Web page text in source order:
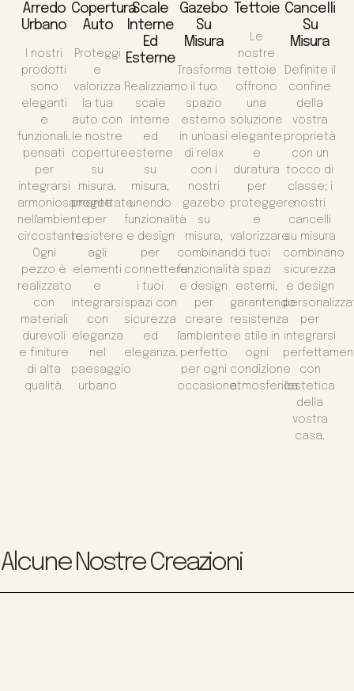
Arredo
Urbano
I nostri
prodotti
sono
eleganti
e
funzionali,
pensati
per
integrarsi
armoniosamente
nell'ambiente
circostante.
Ogni
pezzo è
realizzato
con
materiali
durevoli
e finiture
di alta
qualità.
Copertura
Auto
Proteggi
e
valorizza
la tua
auto con
le nostre
coperture
su
misura,
progettate
per
resistere
agli
elementi
e
integrarsi
con
eleganza
nel
paesaggio
urbano
Scale
Interne
Ed
Esterne
Realizziamo
scale
interne
ed
esterne
su
misura,
unendo
funzionalità
e design
per
connettere
i tuoi
spazi con
sicurezza
ed
eleganza.
Gazebo
Su
Misura
Trasforma
il tuo
spazio
esterno
in un'oasi
di relax
con i
nostri
gazebo
su
misura,
combinando
funzionalità
e design
per
creare
l'ambiente
perfetto
per ogni
occasione.
Tettoie
Le
nostre
tettoie
offrono
una
soluzione
elegante
e
duratura
per
proteggere
e
valorizzare
i tuoi
spazi
esterni,
garantendo
resistenza
e stile in
ogni
condizione
atmosferica.
Cancelli
Su
Misura
Definite il
confine
della
vostra
proprietà
con un
tocco di
classe; i
nostri
cancelli
su misura
combinano
sicurezza
e design
per
integrarsi
con
l'estetica
della
vostra
casa.
Alcune Nostre Creazioni